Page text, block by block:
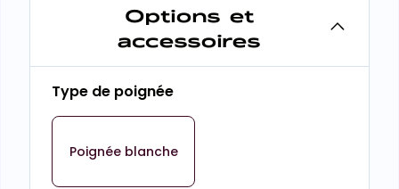
Options et
accessoires
Type de poignée
Poignée blanche